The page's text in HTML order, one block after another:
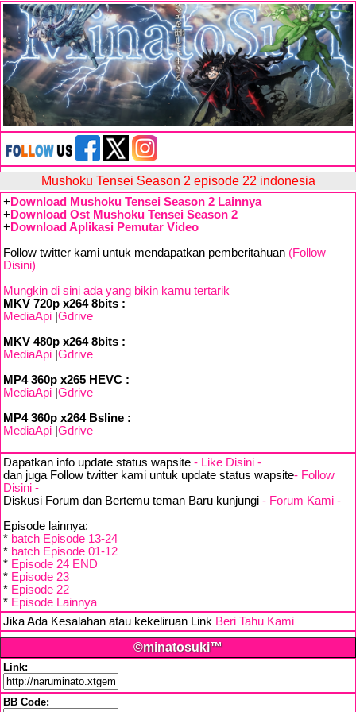
Mushoku Tensei Season 2 episode 22 indonesia
+ Download Mushoku Tensei Season 2 Lainnya
+ Download Ost Mushoku Tensei Season 2
+ Download Aplikasi Pemutar Video
Follow twitter kami untuk mendapatkan pemberitahuan (Follow
Disini)
Mungkin di sini ada yang bikin kamu tertarik
MKV 720p x264 8bits :
MediaApi Gdrive
MKV 480p x264 8bits :
MediaApi Gdrive
MP4 360p x265 HEVC :
MediaApi Gdrive
MP4 360p x264 Bsline :
MediaApi Gdrive
Dapatkan info update status wapsite - Like Disini -
dan juga Follow twitter kami untuk update status wapsite- Follow
Disini -
Diskusi Forum dan Bertemu teman Baru kunjungi - Forum Kami -
Episode lainnya:
* batch Episode 13-24
* batch Episode 01-12
* Episode 24 END
* Episode 23
* Episode 22
* Episode Lainnya
Jika Ada Kesalahan atau kekeliruan Link Beri Tahu Kami
©minatosuki™
Link:
BB Code: